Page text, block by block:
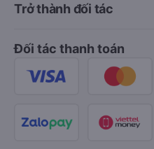
Trở thành đối tác
Đối tác thanh toán